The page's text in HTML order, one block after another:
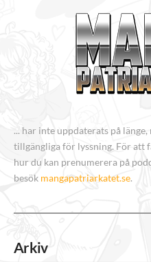
... har inte uppdaterats på
tillgängliga för lyssning. För att
hur du kan prenumerera på
besök mangapatriarkatet.se.
Arkiv